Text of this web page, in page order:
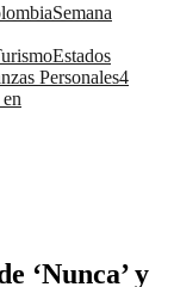
Semana
Estados
Personales4
‘Nunca’ y